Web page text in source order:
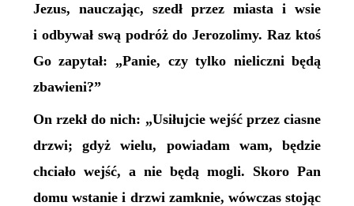
Jezus, nauczając, szedł przez miasta i wsie
i odbywał swą podróż do Jerozolimy. Raz ktoś
Go zapytał: „Panie, czy tylko nieliczni będą
zbawieni?”
On rzekł do nich: „Usiłujcie wejść przez ciasne
drzwi; gdyż wielu, powiadam wam, będzie
chciało wejść, a nie będą mogli. Skoro Pan
domu wstanie i drzwi zamknie, wówczas stojąc